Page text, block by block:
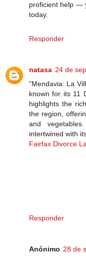
proficient help —
today.
Responder
natasa 24 de
"Mendavia: La
known for its 11
highlights the
the region,
and
intertwined with
Fairfax Divorce
Responder
Anónimo 28 de